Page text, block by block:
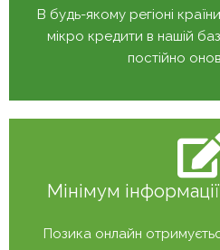
В будь-якому регіоні
мікро кредити в нашій
постійно
Мінімум
Позика онлайн